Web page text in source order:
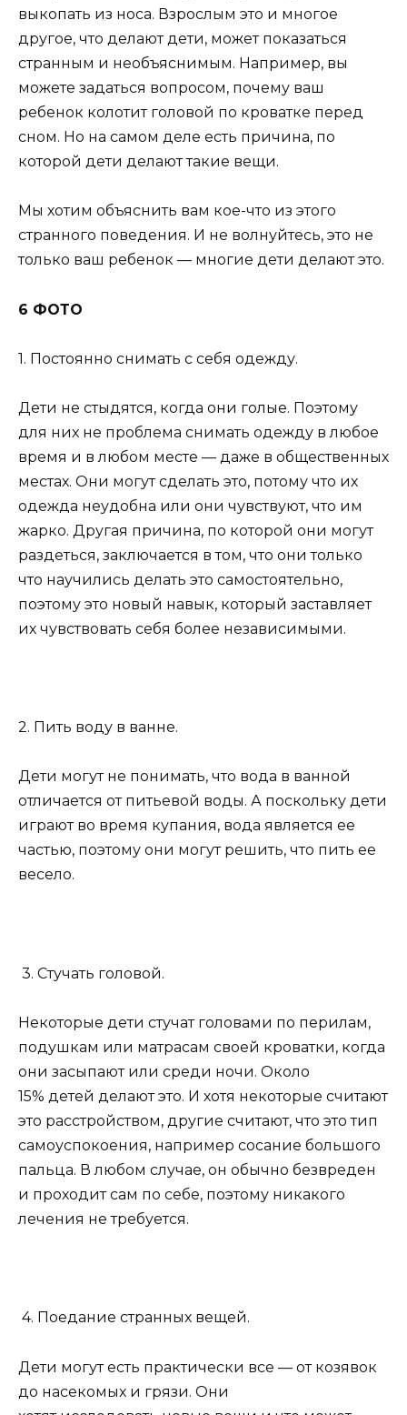
выкопать из носа. Взрослым это и многое
другое, что делают дети, может показаться
странным и необъяснимым. Например, вы
можете задаться вопросом, почему ваш
ребенок колотит головой по кроватке перед
сном. Но на самом деле есть причина, по
которой дети делают такие вещи.
Мы хотим объяснить вам кое-что из этого
странного поведения. И не волнуйтесь, это не
только ваш ребенок — многие дети делают это.
6 ФОТО
1. Постоянно снимать с себя одежду.
Дети не стыдятся, когда они голые. Поэтому
для них не проблема снимать одежду в любое
время и в любом месте — даже в общественных
местах. Они могут сделать это, потому что их
одежда неудобна или они чувствуют, что им
жарко. Другая причина, по которой они могут
раздеться, заключается в том, что они только
что научились делать это самостоятельно,
поэтому это новый навык, который заставляет
их чувствовать себя более независимыми.
2. Пить воду в ванне.
Дети могут не понимать, что вода в ванной
отличается от питьевой воды. А поскольку дети
играют во время купания, вода является ее
частью, поэтому они могут решить, что пить ее
весело.
3. Стучать головой.
Некоторые дети стучат головами по перилам,
подушкам или матрасам своей кроватки, когда
они засыпают или среди ночи. Около
15% детей делают это. И хотя некоторые считают
это расстройством, другие считают, что это тип
самоуспокоения, например сосание большого
пальца. В любом случае, он обычно безвреден
и проходит сам по себе, поэтому никакого
лечения не требуется.
4. Поедание странных вещей.
Дети могут есть практически все — от козявок
до насекомых и грязи. Они